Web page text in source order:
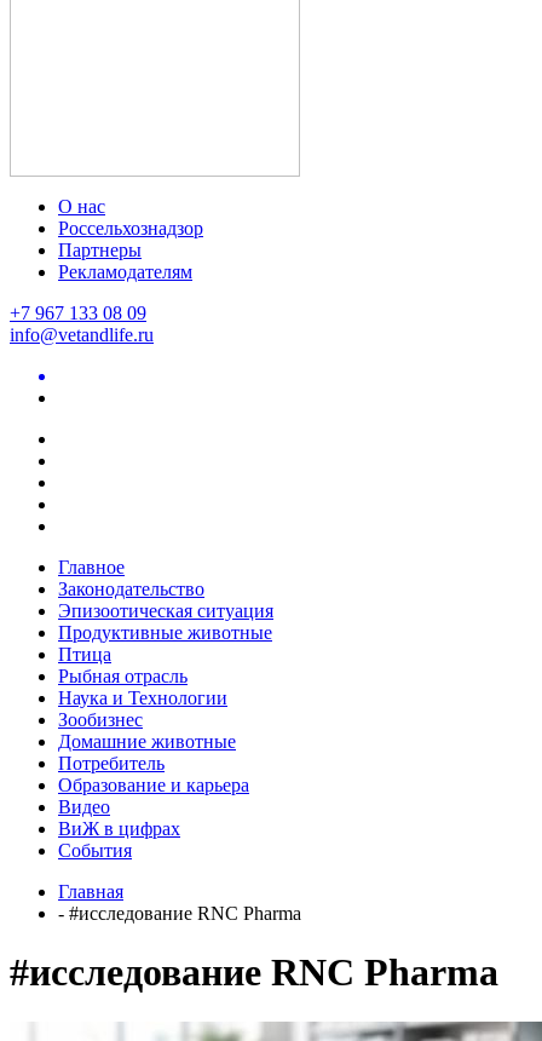
О нас
Россельхознадзор
Партнеры
Рекламодателям
+7 967 133 08 09
info@vetandlife.ru
Главное
Законодательство
Эпизоотическая ситуация
Продуктивные животные
Птица
Рыбная отрасль
Наука и Технологии
Зообизнес
Домашние животные
Потребитель
Образование и карьера
Видео
ВиЖ в цифрах
События
Главная
- #исследование RNC Pharma
#исследование RNC Pharma